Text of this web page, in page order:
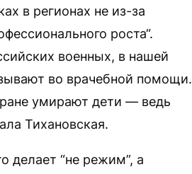
в регионах не из-за
роста“.
военных, в нашей
во врачебной помощи.
умирают дети — ведь
Тихановская.
делает “не режим”, а